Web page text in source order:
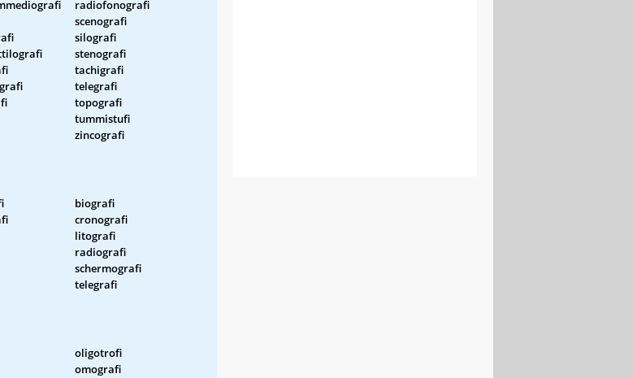
radiofonografi
scenografi
silografi
stenografi
tachigrafi
telegrafi
topografi
tummistufi
zincografi
biografi
cronografi
litografi
radiografi
schermografi
telegrafi
oligotrofi
omografi